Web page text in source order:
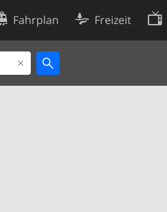
Fahrplan Freizeit
Cookie-Richtlinie
Cookie-Einstellungen